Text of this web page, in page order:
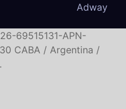
Adway
69515131-APN-
CABA / Argentina /